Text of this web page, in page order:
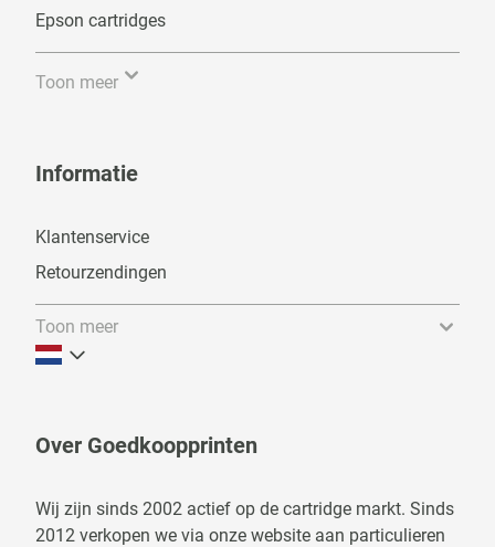
Epson cartridges
Toon meer
Informatie
Klantenservice
Retourzendingen
Toon meer
Over Goedkoopprinten
Wij zijn sinds 2002 actief op de cartridge markt. Sinds
2012 verkopen we via onze website aan particulieren